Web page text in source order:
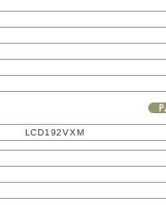
LCD192VXM